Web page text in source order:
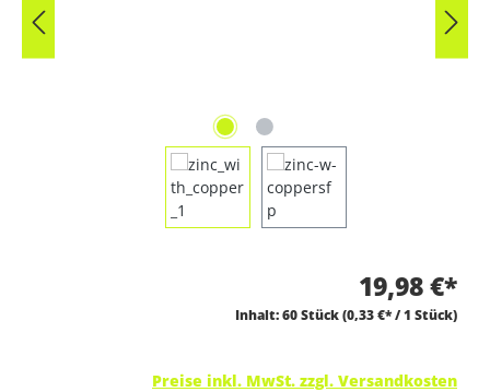
19,98 €*
Inhalt:60 Stück(0,33 €* / 1 Stück)
Preise inkl. MwSt. zzgl. Versandkosten